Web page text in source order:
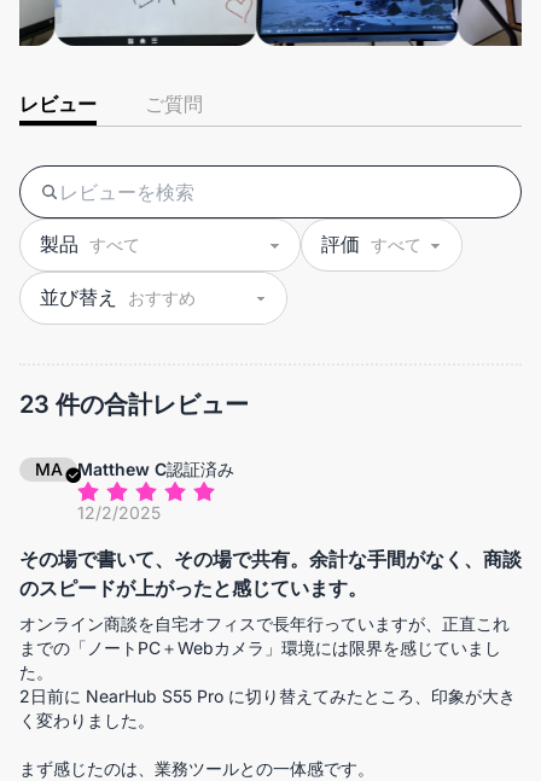
レビュー ご質問
製品 評価
並び替え
23 件の合計レビュー
MA Matthew C認証済み
12/2/2025
その場で書いて、その場で共有。余計な手間がなく、商談
のスピードが上がったと感じています。
オンライン商談を自宅オフィスで長年行っていますが、正直これ
までの「ノートPC＋Webカメラ」環境には限界を感じていまし
た。
2日前に NearHub S55 Pro に切り替えてみたところ、印象が大き
く変わりました。
まず感じたのは、業務ツールとの一体感です。